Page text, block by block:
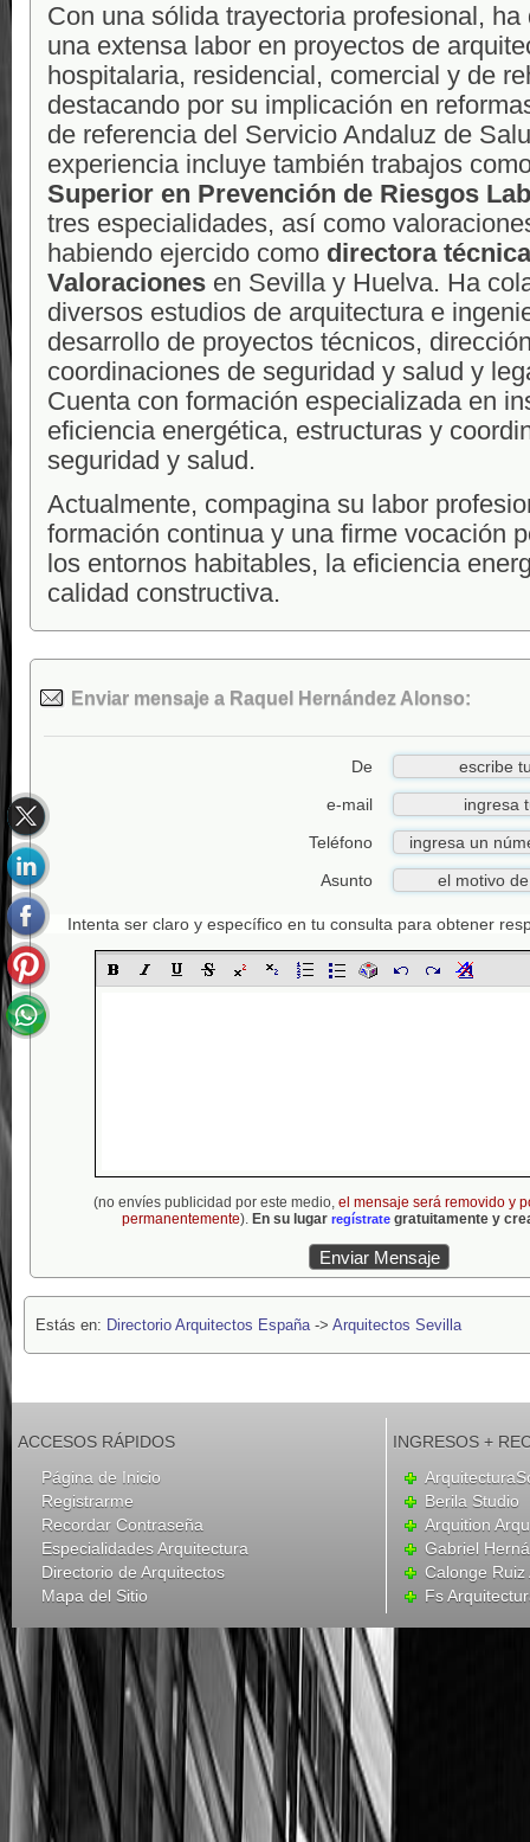
Con una sólida trayectoria profesional, ha
una extensa labor en proyectos de
hospitalaria, residencial, comercial y de
destacando por su implicación en
de referencia del Servicio Andaluz de
experiencia incluye también trabajos
Superior en Prevención de Riesgos
tres especialidades, así como
habiendo ejercido como directora
Valoraciones en Sevilla y Huelva. Ha
diversos estudios de arquitectura e
desarrollo de proyectos técnicos,
coordinaciones de seguridad y salud y
Cuenta con formación especializada en
eficiencia energética, estructuras y
seguridad y salud.
Actualmente, compagina su labor
formación continua y una firme vocación
los entornos habitables, la eficiencia
calidad constructiva.
Enviar mensaje a Raquel Hernández Alonso:
De
e-mail
Teléfono
Asunto
Intenta ser claro y específico en tu consulta para obtener
(no envíes publicidad por este medio, el mensaje será removido y
permanentemente). En su lugar regístrategratuitamente y
Estás en: Directorio Arquitectos España-> Arquitectos Sevilla
ACCESOS RÁPIDOS
Página de Inicio
Registrarme
Recordar Contraseña
Especialidades Arquitectura
Directorio de Arquitectos
Mapa del Sitio
INGRESOS +
Berila Studio
Arquition
Gabriel
Calonge Ruiz
Fs